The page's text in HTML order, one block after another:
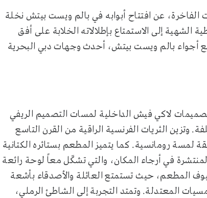
عن افتتاح أبوابه في بالم ويست بيتش نخلة
الشهية إلى الاستمتاع بإطلالاته الخلابة على أفق
أجواء بالم ويست بيتش، أحدث وجهات دبي البحرية
لاكي فيش الداخلية لمسات التصميم الريفي
وتزين الثريات الفرنسية الراقية من القرن التاسع
رومانسية. كما يتميز المطعم بستائره الكتانية
في أرجاء المكان، والتي تشكّل معاً لوحة رائعة
المطعم، حيث تستمتع العائلة والأصدقاء بأشعة
المعتدلة. وتمتد التجربة إلى الشاطئ الرملي،